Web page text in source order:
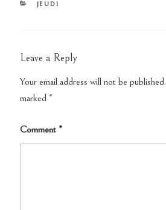
CATEGORIES
JEUDI
Leave a Reply
Your email address will not be published.
marked *
Comment *